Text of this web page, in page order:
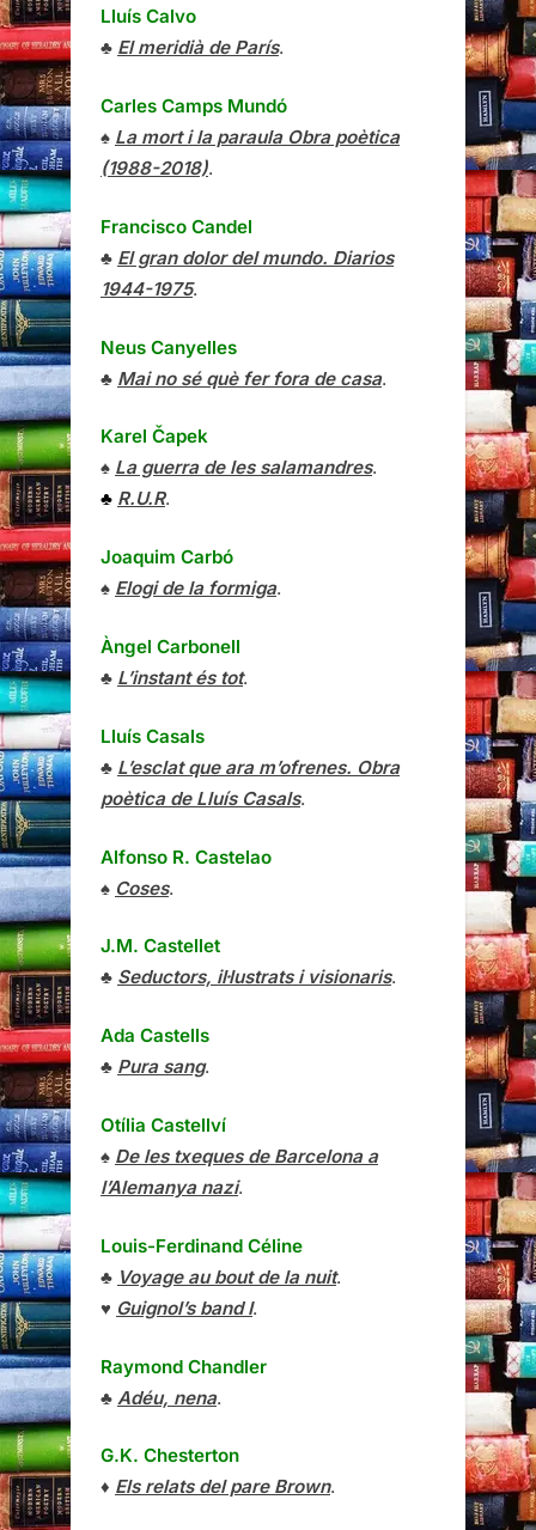
Lluís Calvo
♣ El meridià de París.
Carles Camps Mundó
♠ La mort i la paraula Obra poètica
(1988-2018).
Francisco Candel
♣ El gran dolor del mundo. Diarios
1944-1975.
Neus Canyelles
♣ Mai no sé què fer fora de casa.
Karel Čapek
♠ La guerra de les salamandres.
♣ R.U.R.
Joaquim Carbó
♠ Elogi de la formiga.
Àngel Carbonell
♣ L’instant és tot.
Lluís Casals
♣ L’esclat que ara m’ofrenes. Obra
poètica de Lluís Casals.
Alfonso R. Castelao
♠ Coses.
J.M. Castellet
♣ Seductors, il·lustrats i visionaris.
Ada Castells
♣ Pura sang.
Otília Castellví
♠ De les txeques de Barcelona a
l’Alemanya nazi.
Louis-Ferdinand Céline
♣ Voyage au bout de la nuit.
♥ Guignol’s band I.
Raymond Chandler
♣ Adéu, nena.
G.K. Chesterton
♦ Els relats del pare Brown.